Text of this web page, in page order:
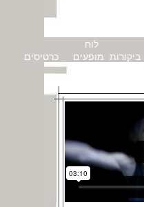
ביקורות
לוח
מופעים
כרטיסים